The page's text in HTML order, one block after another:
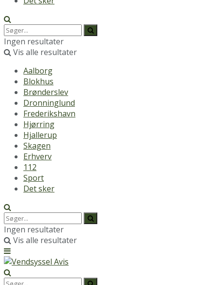
Ingen resultater
Vis alle resultater
Aalborg
Blokhus
Brønderslev
Dronninglund
Frederikshavn
Hjørring
Hjallerup
Skagen
Erhverv
112
Sport
Det sker
Ingen resultater
Vis alle resultater